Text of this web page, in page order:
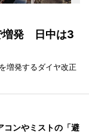
増発 日中は3
増発するダイヤ改正
コンやミストの「避